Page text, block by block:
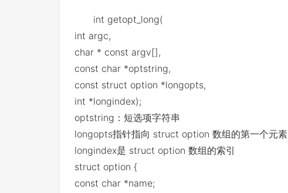
int getopt_long(
int argc,
char * const argv[],
const char *optstring,
const struct option *longopts,
int *longindex);
optstring：短选项字符串
longopts指针指向 struct option 数组的第一个元素
longindex是 struct option 数组的索引
struct option {
const char *name;